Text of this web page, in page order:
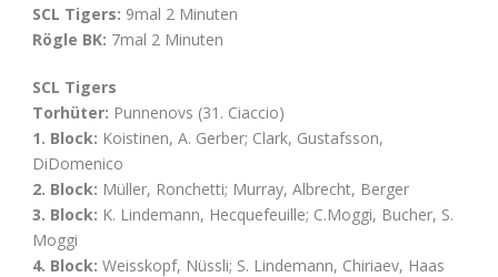
SCL Tigers: 9mal 2 Minuten
Rögle BK: 7mal 2 Minuten
SCL Tigers
Torhüter: Punnenovs (31. Ciaccio)
1. Block: Koistinen, A. Gerber; Clark, Gustafsson,
DiDomenico
2. Block: Müller, Ronchetti; Murray, Albrecht, Berger
3. Block: K. Lindemann, Hecquefeuille; C.Moggi, Bucher, S.
Moggi
4. Block: Weisskopf, Nüssli; S. Lindemann, Chiriaev, Haas